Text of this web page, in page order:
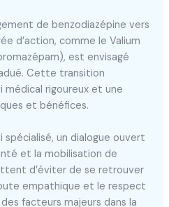
de benzodiazépine vers
d’action, comme le Valium
est envisagé
Cette transition
rigoureux et une
et bénéfices.
spécialisé, un dialogue ouvert
et la mobilisation de
d’éviter de se retrouver
empathique et le respect
facteurs majeurs dans la